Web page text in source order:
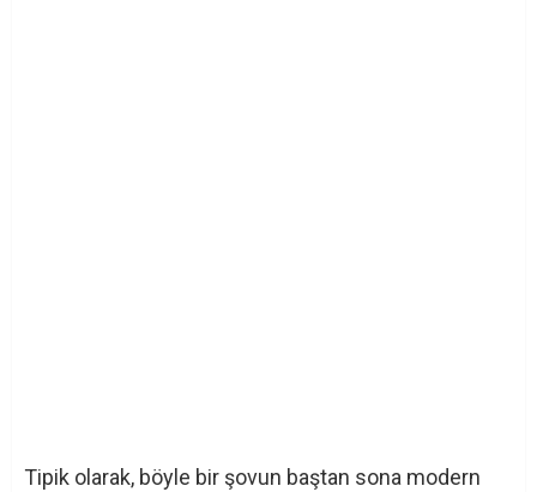
Tipik olarak, böyle bir şovun baştan sona modern